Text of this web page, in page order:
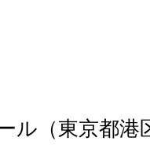
ル（東京都港